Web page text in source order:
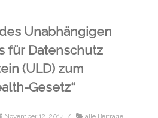
Unabhängigen
für Datenschutz
(ULD) zum
Gesetz“
November 12, 2014 / alle Beiträge,